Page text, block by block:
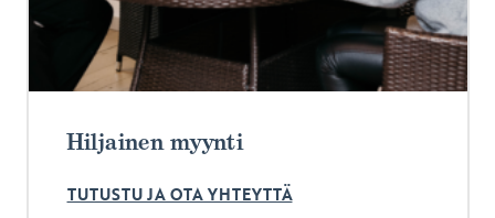
Hiljainen myynti
TUTUSTU JA OTA YHTEYTTÄ